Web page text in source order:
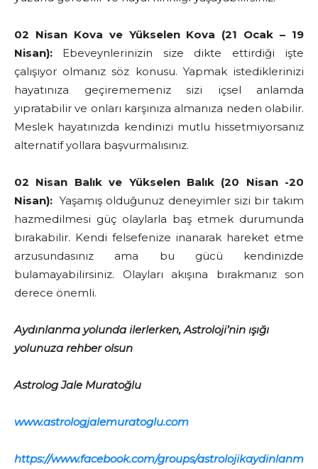
02 Nisan Kova ve Yükselen Kova (21 Ocak – 19
Nisan): Ebeveynlerinizin size dikte ettirdiği işte
çalışıyor olmanız söz konusu. Yapmak istediklerinizi
hayatınıza geçirememeniz sizi içsel anlamda
yıpratabilir ve onları karşınıza almanıza neden olabilir.
Meslek hayatınızda kendinizi mutlu hissetmiyorsanız
alternatif yollara başvurmalısınız.
02 Nisan Balık ve Yükselen Balık (20 Nisan -20
Nisan): Yaşamış olduğunuz deneyimler sizi bir takım
hazmedilmesi güç olaylarla baş etmek durumunda
bırakabilir. Kendi felsefenize inanarak hareket etme
arzusundasınız ama bu gücü kendinizde
bulamayabilirsiniz. Olayları akışına bırakmanız son
derece önemli.
Aydınlanma yolunda ilerlerken, Astroloji’nin ışığı
yolunuza rehber olsun
Astrolog Jale Muratoğlu
www.astrologjalemuratoglu.com
https://www.facebook.com/groups/astrolojikaydinlanm